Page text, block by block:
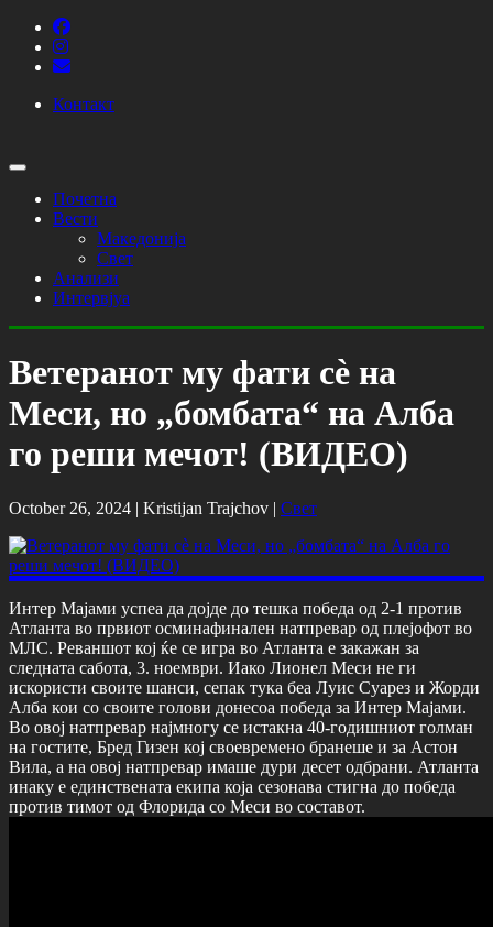
Контакт
Почетна
Вести
Македонија
Свет
Анализи
Интервјуа
Ветеранот му фати сѐ на
Меси, но „бомбата“ на Алба
го реши мечот! (ВИДЕО)
October 26, 2024 | Kristijan Trajchov | Свет
Интер Мајами успеа да дојде до тешка победа од 2-1 против
Атланта во првиот осминафинален натпревар од плејофот во
МЛС. Реваншот кој ќе се игра во Атланта е закажан за
следната сабота, 3. ноември. Иако Лионел Меси не ги
искористи своите шанси, сепак тука беа Луис Суарез и Жорди
Алба кои со своите голови донесоа победа за Интер Мајами.
Во овој натпревар најмногу се истакна 40-годишниот голман
на гостите, Бред Гизен кој своевремено бранеше и за Астон
Вила, а на овој натпревар имаше дури десет одбрани. Атланта
инаку е единствената екипа која сезонава стигна до победа
против тимот од Флорида со Меси во составот.